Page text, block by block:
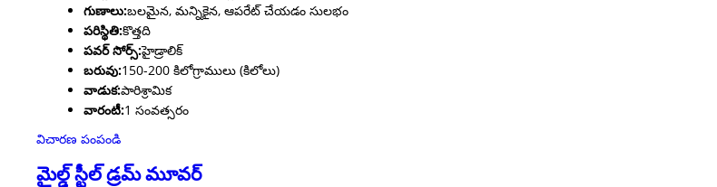
గుణాలు:బలమైన, మన్నికైన, ఆపరేట్ చేయడం సులభం
పరిస్థితి:కొత్తది
పవర్ సోర్స్:హైడ్రాలిక్
బరువు:150-200 కిలోగ్రాములు (కిలోలు)
వాడుక:పారిశ్రామిక
వారంటీ:1 సంవత్సరం
విచారణ పంపండి
మైల్డ్ స్టీల్ డ్రమ్ మూవర్